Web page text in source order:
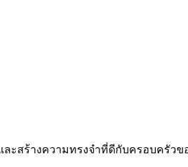
ะสร้างความทรงจำที่ดีกับครอบครัว